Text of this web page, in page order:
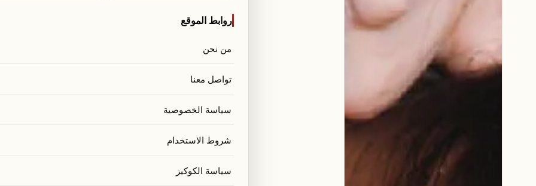
روابط الموقع
من نحن
تواصل معنا
سياسة الخصوصية
شروط الاستخدام
سياسة الكوكيز